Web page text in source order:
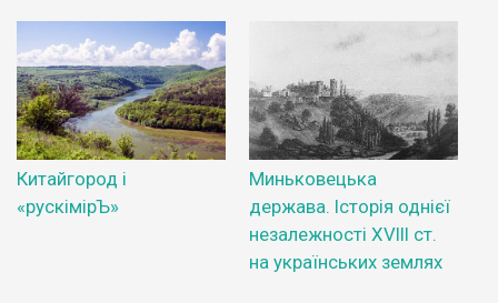
Китайгород i
«рускімірЪ»
Миньковецька
держава. Історія однієї
незалежності XVIII ст.
на українських землях